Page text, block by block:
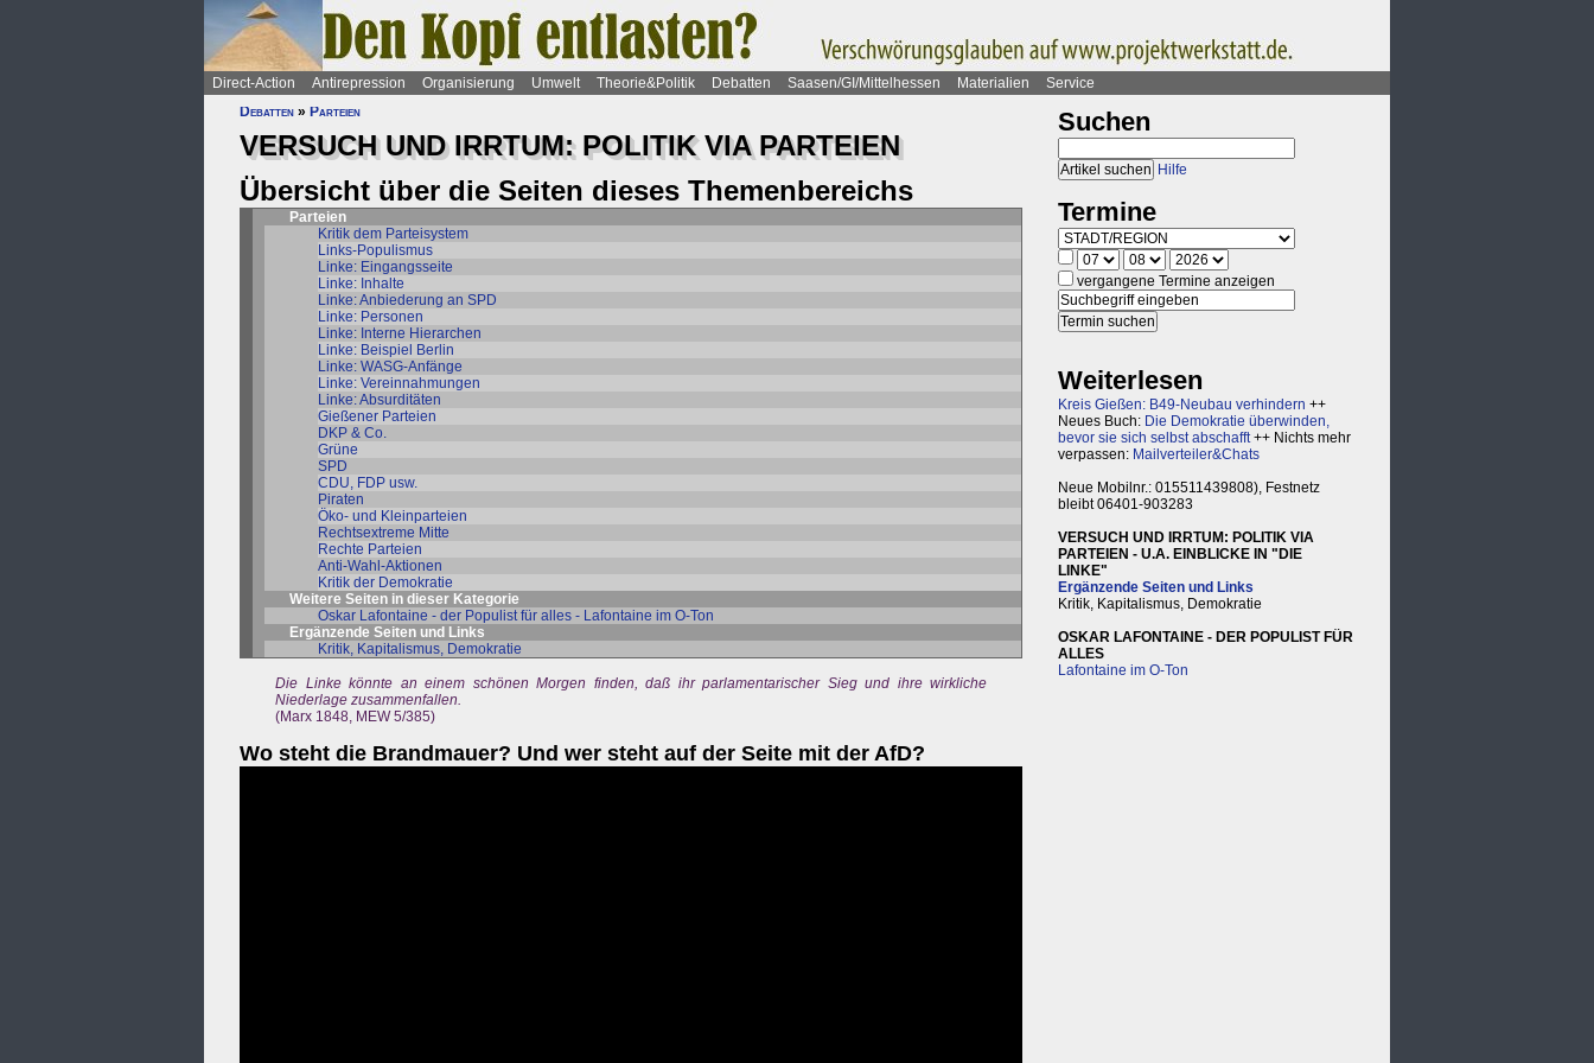
Direct-Action Antirepression Organisierung Umwelt Theorie&Politik Debatten Saasen/GI/Mittelhessen Materialien
Service
Debatten » Parteien
VERSUCH UND IRRTUM: POLITIK VIA PARTEIEN
Übersicht über die Seiten dieses Themenbereichs
Parteien
Kritik dem Parteisystem
Links-Populismus
Linke: Eingangsseite
Linke: Inhalte
Linke: Anbiederung an SPD
Linke: Personen
Linke: Interne Hierarchen
Linke: Beispiel Berlin
Linke: WASG-Anfänge
Linke: Vereinnahmungen
Linke: Absurditäten
Gießener Parteien
DKP & Co.
Grüne
SPD
CDU, FDP usw.
Piraten
Öko- und Kleinparteien
Rechtsextreme Mitte
Rechte Parteien
Anti-Wahl-Aktionen
Kritik der Demokratie
Weitere Seiten in dieser Kategorie
Oskar Lafontaine - der Populist für alles - Lafontaine im O-Ton
Ergänzende Seiten und Links
Kritik, Kapitalismus, Demokratie
Die Linke könnte an einem schönen Morgen finden, daß ihr parlamentarischer Sieg und ihre wirkliche
Niederlage zusammenfallen.
(Marx 1848, MEW 5/385)
Wo steht die Brandmauer? Und wer steht auf der Seite mit der AfD?
Suchen
Hilfe
Termine
vergangene Termine anzeigen
Weiterlesen
Kreis Gießen: B49-Neubau verhindern ++
Neues Buch: Die Demokratie überwinden,
bevor sie sich selbst abschafft++ Nichts mehr
verpassen: Mailverteiler&Chats
Neue Mobilnr.: 015511439808), Festnetz
bleibt 06401-903283
VERSUCH UND IRRTUM: POLITIK VIA
PARTEIEN - U.A. EINBLICKE IN "DIE
LINKE"
Ergänzende Seiten und Links
Kritik, Kapitalismus, Demokratie
OSKAR LAFONTAINE - DER POPULIST FÜR
ALLES
Lafontaine im O-Ton